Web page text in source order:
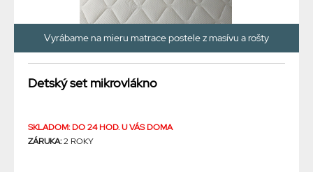
Vyrábame na mieru matrace postele z masívu a rošty
Detský set mikrovlákno
SKLADOM: DO 24 HOD. U VÁS DOMA
ZÁRUKA:2 ROKY